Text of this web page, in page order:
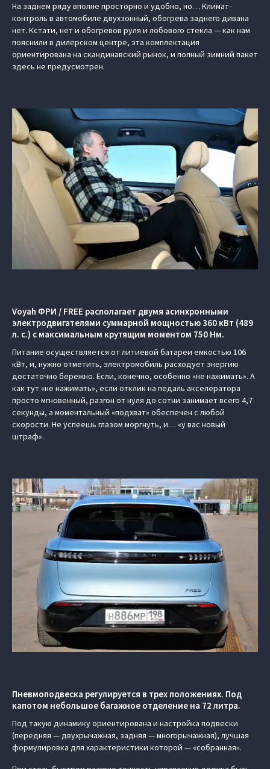
На заднем ряду вполне просторно и удобно, но… Климат-
контроль в автомобиле двухзонный, обогрева заднего дивана
нет. Кстати, нет и обогревов руля и лобового стекла — как нам
пояснили в дилерском центре, эта комплектация
ориентирована на скандинавский рынок, и полный зимний пакет
здесь не предусмотрен.
Voyah ФРИ / FREE располагает двумя асинхронными
электродвигателями суммарной мощностью 360 кВт (489
л. с.) с максимальным крутящим моментом 750 Нм.
Питание осуществляется от литиевой батареи емкостью 106
кВт, и, нужно отметить, электромобиль расходует энергию
достаточно бережно. Если, конечно, особенно «не нажимать». А
как тут «не нажимать», если отклик на педаль акселератора
просто мгновенный, разгон от нуля до сотни занимает всего 4,7
секунды, а моментальный «подхват» обеспечен с любой
скорости. Не успеешь глазом моргнуть, и… «у вас новый
штраф».
Пневмоподвеска регулируется в трех положениях. Под
капотом небольшое багажное отделение на 72 литра.
Под такую динамику ориентирована и настройка подвески
(передняя — двухрычажная, задняя — многорычажная), лучшая
формулировка для характеристики которой — «собранная».